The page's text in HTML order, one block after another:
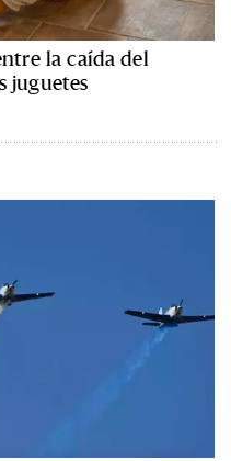
la caída del
juguetes